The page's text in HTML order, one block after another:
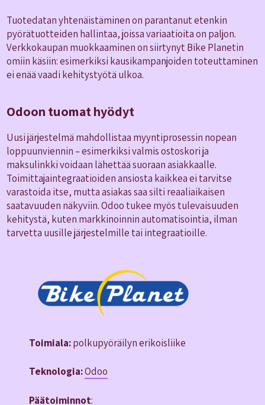
Tuotedatan yhtenäistäminen on parantanut etenkin
pyörätuotteiden hallintaa, joissa variaatioita on paljon.
Verkkokaupan muokkaaminen on siirtynyt Bike Planetin
omiin käsiin: esimerkiksi kausikampanjoiden toteuttaminen
ei enää vaadi kehitystyötä ulkoa.
Odoon tuomat hyödyt
Uusi järjestelmä mahdollistaa myyntiprosessin nopean
loppuunviennin – esimerkiksi valmis ostoskori ja
maksulinkki voidaan lähettää suoraan asiakkaalle.
Toimittajaintegraatioiden ansiosta kaikkea ei tarvitse
varastoida itse, mutta asiakas saa silti reaaliaikaisen
saatavuuden näkyviin. Odoo tukee myös tulevaisuuden
kehitystä, kuten markkinoinnin automatisointia, ilman
tarvetta uusille järjestelmille tai integraatioille.
Toimiala:polkupyöräilyn erikoisliike
Teknologia:Odoo
Päätoiminnot: